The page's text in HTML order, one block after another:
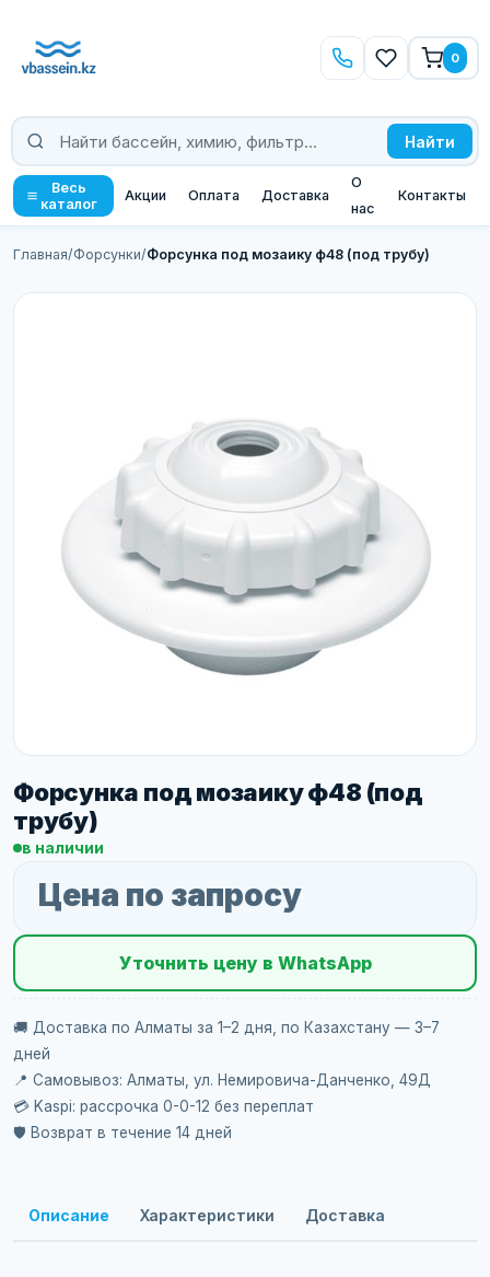
Найти
0
Весь
каталог
Акции Оплата Доставка
О
нас
Контакты
Главная/Форсунки/Форсунка под мозаику ф48 (под трубу)
Форсунка под мозаику ф48 (под
трубу)
в наличии
Цена по запросу
Уточнить цену в WhatsApp
🚚 Доставка по Алматы за 1–2 дня, по Казахстану — 3–7
дней
📍 Самовывоз: Алматы, ул. Немировича-Данченко, 49Д
💳 Kaspi: рассрочка 0-0-12 без переплат
🛡️ Возврат в течение 14 дней
Описание Характеристики Доставка